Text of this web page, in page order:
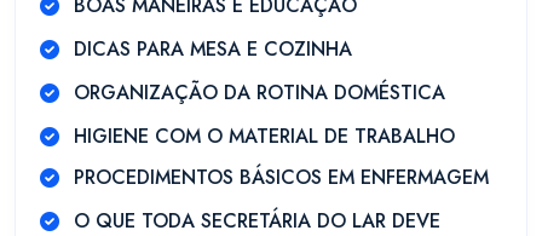
DICAS PARA MESA E COZINHA
ORGANIZAÇÃO DA ROTINA DOMÉSTICA
HIGIENE COM O MATERIAL DE TRABALHO
PROCEDIMENTOS BÁSICOS EM ENFERMAGEM
O QUE TODA SECRETÁRIA DO LAR DEVE